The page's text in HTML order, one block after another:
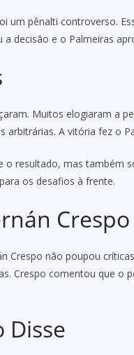
um pênalti controverso.
decisão e o Palmeiras
Muitos elogiaram a
arbitrárias. A vitória fez o
o resultado, mas também
os desafios à frente.
Crespo
Crespo não poupou
Crespo comentou que o
Disse